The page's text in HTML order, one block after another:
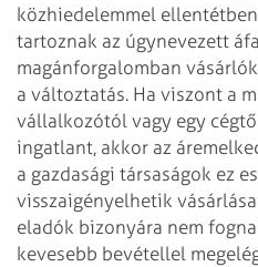
közhiedelemmel
tartoznak az úgynevezett
magánforgalomban
a változtatás. Ha viszont a
vállalkozótól vagy egy
ingatlant, akkor az
a gazdasági társaságok ez
visszaigényelhetik
eladók bizonyára nem
kevesebb bevétellel